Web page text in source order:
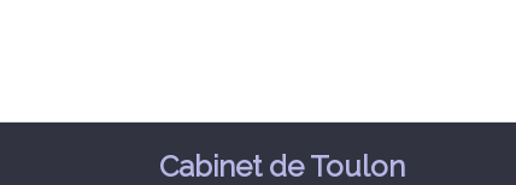
Cabinet de Toulon